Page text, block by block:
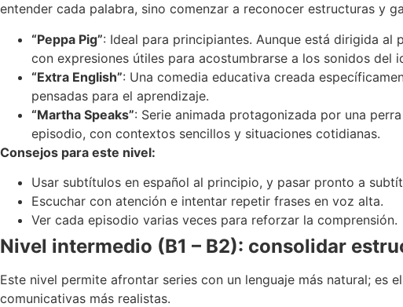
entender cada palabra, sino comenzar a reconocer estructuras y
“Peppa Pig”: Ideal para principiantes. Aunque está dirigida
con expresiones útiles para acostumbrarse a los sonidos del
“Extra English”: Una comedia educativa creada
pensadas para el aprendizaje.
“Martha Speaks”: Serie animada protagonizada por una
episodio, con contextos sencillos y situaciones cotidianas.
Consejos para este nivel:
Usar subtítulos en español al principio, y pasar pronto a
Escuchar con atención e intentar repetir frases en voz alta.
Ver cada episodio varias veces para reforzar la comprensión.
Nivel intermedio (B1 – B2): consolidar
Este nivel permite afrontar series con un lenguaje más natural;
comunicativas más realistas.